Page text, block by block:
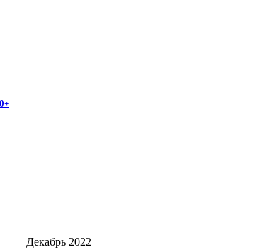
0+
Декабрь 2022